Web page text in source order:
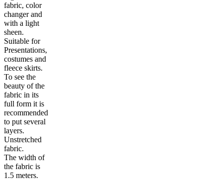
fabric, color
changer and
with a light
sheen.
Suitable for
Presentations,
costumes and
fleece skirts.
To see the
beauty of the
fabric in its
full form it is
recommended
to put several
layers.
Unstretched
fabric.
The width of
the fabric is
1.5 meters.